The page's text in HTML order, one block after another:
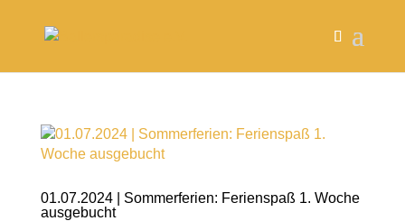
01.07.2024 | Sommerferien: Ferienspaß 1. Woche
ausgebucht